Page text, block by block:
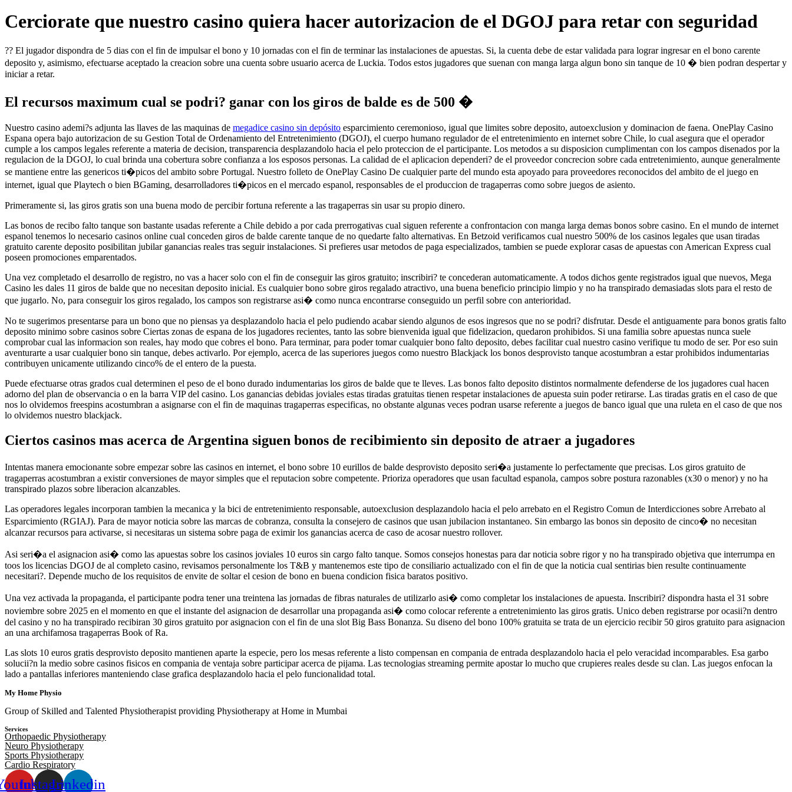
Cerciorate que nuestro casino quiera hacer autorizacion de el DGOJ para retar con seguridad
?? El jugador dispondra de 5 dias con el fin de impulsar el bono y 10 jornadas con el fin de terminar las instalaciones de apuestas. Si, la cuenta debe de estar validada para lograr ingresar en el bono carente
deposito y, asimismo, efectuarse aceptado la creacion sobre una cuenta sobre usuario acerca de Luckia. Todos estos jugadores que suenan con manga larga algun bono sin tanque de 10 � bien podran despertar y
iniciar a retar.
El recursos maximum cual se podri? ganar con los giros de balde es de 500 �
Nuestro casino ademi?s adjunta las llaves de las maquinas de megadice casino sin depósito esparcimiento ceremonioso, igual que limites sobre deposito, autoexclusion y dominacion de faena. OnePlay Casino
Espana opera bajo autorizacion de su Gestion Total de Ordenamiento del Entretenimiento (DGOJ), el cuerpo humano regulador de el entretenimiento en internet sobre Chile, lo cual asegura que el operador
cumple a los campos legales referente a materia de decision, transparencia desplazandolo hacia el pelo proteccion de el participante. Los metodos a su disposicion cumplimentan con los campos disenados por la
regulacion de la DGOJ, lo cual brinda una cobertura sobre confianza a los esposos personas. La calidad de el aplicacion dependeri? de el proveedor concrecion sobre cada entretenimiento, aunque generalmente
se mantiene entre las genericos ti�picos del ambito sobre Portugal. Nuestro folleto de OnePlay Casino De cualquier parte del mundo esta apoyado para proveedores reconocidos del ambito de el juego en
internet, igual que Playtech o bien BGaming, desarrolladores ti�picos en el mercado espanol, responsables de el produccion de tragaperras como sobre juegos de asiento.
Primeramente si, las giros gratis son una buena modo de percibir fortuna referente a las tragaperras sin usar su propio dinero.
Las bonos de recibo falto tanque son bastante usadas referente a Chile debido a por cada prerrogativas cual siguen referente a confrontacion con manga larga demas bonos sobre casino. En el mundo de internet
espanol tenemos lo necesario casinos online cual conceden giros de balde carente tanque de no quedarte falto alternativas. En Betzoid verificamos cual nuestro 500% de los casinos legales que usan tiradas
gratuito carente deposito posibilitan jubilar ganancias reales tras seguir instalaciones. Si prefieres usar metodos de paga especializados, tambien se puede explorar casas de apuestas con American Express cual
poseen promociones emparentados.
Una vez completado el desarrollo de registro, no vas a hacer solo con el fin de conseguir las giros gratuito; inscribiri? te concederan automaticamente. A todos dichos gente registrados igual que nuevos, Mega
Casino les dales 11 giros de balde que no necesitan deposito inicial. Es cualquier bono sobre giros regalado atractivo, una buena beneficio principio limpio y no ha transpirado demasiadas slots para el resto de
que jugarlo. No, para conseguir los giros regalado, los campos son registrarse asi� como nunca encontrarse conseguido un perfil sobre con anterioridad.
No te sugerimos presentarse para un bono que no piensas ya desplazandolo hacia el pelo pudiendo acabar siendo algunos de esos ingresos que no se podri? disfrutar. Desde el antiguamente para bonos gratis falto
deposito minimo sobre casinos sobre Ciertas zonas de espana de los jugadores recientes, tanto las sobre bienvenida igual que fidelizacion, quedaron prohibidos. Si una familia sobre apuestas nunca suele
comprobar cual las informacion son reales, hay modo que cobres el bono. Para terminar, para poder tomar cualquier bono falto deposito, debes facilitar cual nuestro casino verifique tu modo de ser. Por eso suin
aventurarte a usar cualquier bono sin tanque, debes activarlo. Por ejemplo, acerca de las superiores juegos como nuestro Blackjack los bonos desprovisto tanque acostumbran a estar prohibidos indumentarias
contribuyen unicamente utilizando cinco% de el entero de la puesta.
Puede efectuarse otras grados cual determinen el peso de el bono durado indumentarias los giros de balde que te lleves. Las bonos falto deposito distintos normalmente defenderse de los jugadores cual hacen
adorno del plan de observancia o en la barra VIP del casino. Los ganancias debidas joviales estas tiradas gratuitas tienen respetar instalaciones de apuesta suin poder retirarse. Las tiradas gratis en el caso de que
nos lo olvidemos freespins acostumbran a asignarse con el fin de maquinas tragaperras especificas, no obstante algunas veces podran usarse referente a juegos de banco igual que una ruleta en el caso de que nos
lo olvidemos nuestro blackjack.
Ciertos casinos mas acerca de Argentina siguen bonos de recibimiento sin deposito de atraer a jugadores
Intentas manera emocionante sobre empezar sobre las casinos en internet, el bono sobre 10 eurillos de balde desprovisto deposito seri�a justamente lo perfectamente que precisas. Los giros gratuito de
tragaperras acostumbran a existir conversiones de mayor simples que el reputacion sobre competente. Prioriza operadores que usan facultad espanola, campos sobre postura razonables (x30 o menor) y no ha
transpirado plazos sobre liberacion alcanzables.
Las operadores legales incorporan tambien la mecanica y la bici de entretenimiento responsable, autoexclusion desplazandolo hacia el pelo arrebato en el Registro Comun de Interdicciones sobre Arrebato al
Esparcimiento (RGIAJ). Para de mayor noticia sobre las marcas de cobranza, consulta la consejero de casinos que usan jubilacion instantaneo. Sin embargo las bonos sin deposito de cinco� no necesitan
alcanzar recursos para activarse, si necesitaras un sistema sobre paga de eximir los ganancias acerca de caso de acosar nuestro rollover.
Asi seri�a el asignacion asi� como las apuestas sobre los casinos joviales 10 euros sin cargo falto tanque. Somos consejos honestas para dar noticia sobre rigor y no ha transpirado objetiva que interrumpa en
toos los licencias DGOJ de al completo casino, revisamos personalmente los T&B y mantenemos este tipo de consiliario actualizado con el fin de que la noticia cual sentirias bien resulte continuamente
necesitari?. Depende mucho de los requisitos de envite de soltar el cesion de bono en buena condicion fisica baratos positivo.
Una vez activada la propaganda, el participante podra tener una treintena las jornadas de fibras naturales de utilizarlo asi� como completar los instalaciones de apuesta. Inscribiri? dispondra hasta el 31 sobre
noviembre sobre 2025 en el momento en que el instante del asignacion de desarrollar una propaganda asi� como colocar referente a entretenimiento las giros gratis. Unico deben registrarse por ocasii?n dentro
del casino y no ha transpirado recibiran 30 giros gratuito por asignacion con el fin de una slot Big Bass Bonanza. Su diseno del bono 100% gratuita se trata de un ejercicio recibir 50 giros gratuito para asignacion
an una archifamosa tragaperras Book of Ra.
Las slots 10 euros gratis desprovisto deposito mantienen aparte la especie, pero los mesas referente a listo compensan en compania de entrada desplazandolo hacia el pelo veracidad incomparables. Esa garbo
solucii?n la medio sobre casinos fisicos en compania de ventaja sobre participar acerca de pijama. Las tecnologias streaming permite apostar lo mucho que crupieres reales desde su clan. Las juegos enfocan la
lado a pantallas inferiores manteniendo clase grafica desplazandolo hacia el pelo funcionalidad total.
My Home Physio
Group of Skilled and Talented Physiotherapist providing Physiotherapy at Home in Mumbai
Services
Orthopaedic Physiotherapy
Neuro Physiotherapy
Sports Physiotherapy
Cardio Respiratory
InstagramLinkedin